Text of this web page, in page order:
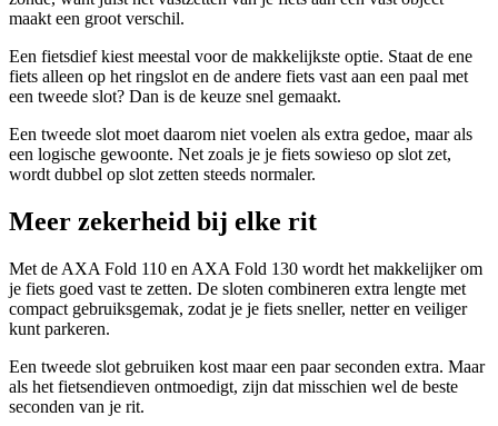
maakt een groot verschil.
Een fietsdief kiest meestal voor de makkelijkste optie. Staat de ene
fiets alleen op het ringslot en de andere fiets vast aan een paal met
een tweede slot? Dan is de keuze snel gemaakt.
Een tweede slot moet daarom niet voelen als extra gedoe, maar als
een logische gewoonte. Net zoals je je fiets sowieso op slot zet,
wordt dubbel op slot zetten steeds normaler.
Meer zekerheid bij elke rit
Met de AXA Fold 110 en AXA Fold 130 wordt het makkelijker om
je fiets goed vast te zetten. De sloten combineren extra lengte met
compact gebruiksgemak, zodat je je fiets sneller, netter en veiliger
kunt parkeren.
Een tweede slot gebruiken kost maar een paar seconden extra. Maar
als het fietsendieven ontmoedigt, zijn dat misschien wel de beste
seconden van je rit.